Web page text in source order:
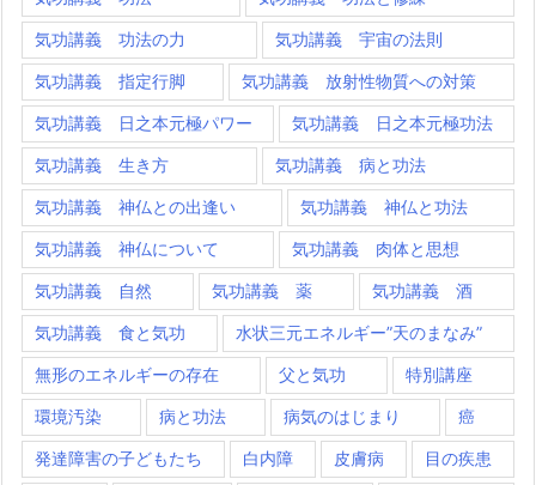
気功講義 功法の力 気功講義 宇宙の法則
気功講義 指定行脚 気功講義 放射性物質への対策
気功講義 日之本元極パワー 気功講義 日之本元極功法
気功講義 生き方 気功講義 病と功法
気功講義 神仏との出逢い 気功講義 神仏と功法
気功講義 神仏について 気功講義 肉体と思想
気功講義 自然 気功講義 薬 気功講義 酒
気功講義 食と気功 水状三元エネルギー”天のまなみ”
無形のエネルギーの存在 父と気功 特別講座
環境汚染 病と功法 病気のはじまり 癌
発達障害の子どもたち 白内障 皮膚病 目の疾患